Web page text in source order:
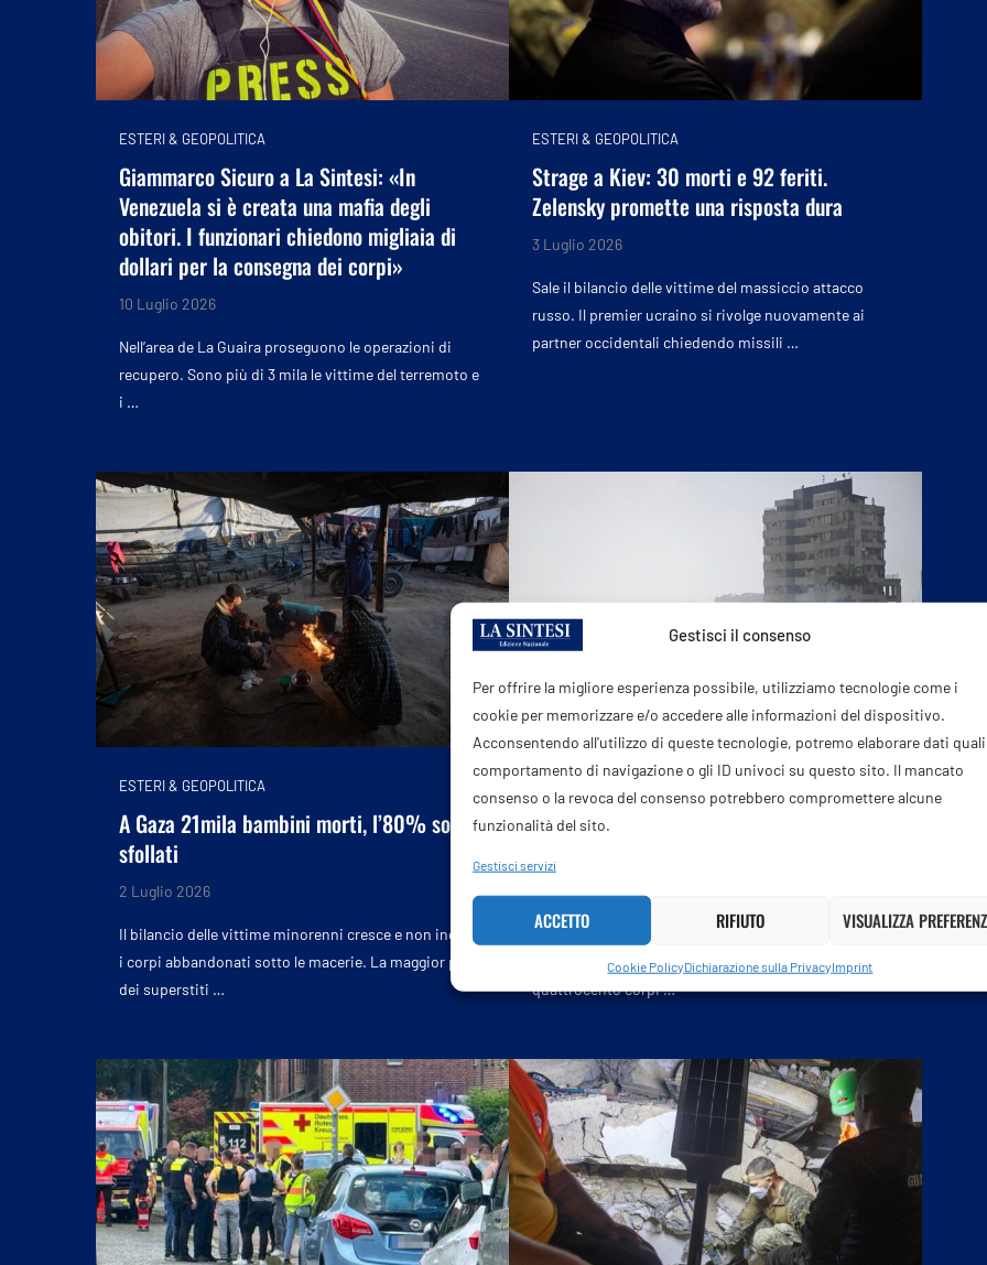
Gestisci il consenso
Per offrire la migliore esperienza possibile, utilizziamo tecnologie come i
cookie per memorizzare e/o accedere alle informazioni del dispositivo.
Acconsentendo all'utilizzo di queste tecnologie, potremo elaborare dati
comportamento di navigazione o gli ID univoci su questo sito. Il mancato
consenso o la revoca del consenso potrebbero compromettere alcune
funzionalità del sito.
Gestisci servizi
ACCETTO RIFIUTO VISUALIZZA
Cookie PolicyDichiarazione sulla PrivacyImprint
ESTERI & GEOPOLITICA
Giammarco Sicuro a La Sintesi: «In
Venezuela si è creata una mafia degli
obitori. I funzionari chiedono migliaia di
dollari per la consegna dei corpi»
10 Luglio 2026
Nell’area de La Guaira proseguono le operazioni di
recupero. Sono più di 3 mila le vittime del terremoto e
i …
ESTERI & GEOPOLITICA
Strage a Kiev: 30 morti e 92 feriti.
Zelensky promette una risposta dura
3 Luglio 2026
Sale il bilancio delle vittime del massiccio attacco
russo. Il premier ucraino si rivolge nuovamente ai
partner occidentali chiedendo missili …
ESTERI & GEOPOLITICA
A Gaza 21mila bambini morti, l’80% sono
sfollati
2 Luglio 2026
Il bilancio delle vittime minorenni cresce e non include
i corpi abbandonati sotto le macerie. La maggior parte
dei superstiti …
Apocalisse in Venezuela: obitori al collasso
2 Luglio 2026
Il bilancio delle vittime continua a salire. Gli obitori di
Caracas e Maracay sono al collasso: arrivano circa
quattrocento corpi …